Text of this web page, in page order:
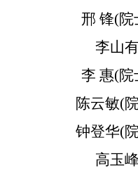
邢 锋(院
李山
李 惠(院
陈云敏(
钟登华(
高玉